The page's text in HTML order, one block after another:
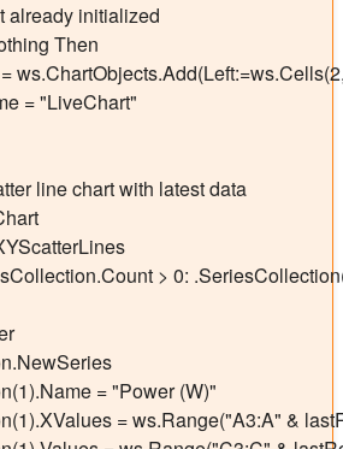
already initialized
Then
=
= "LiveChart"
line chart with latest data
> 0:
= "Power (W)"
= ws.Range("A3:A" &